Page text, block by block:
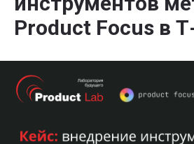
Product Focus в